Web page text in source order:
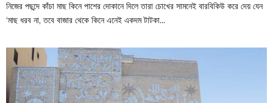
নিজের পছন্দে কাঁচা মাছ কিনে পাশের দোকানে দিলে তারা চোখের সামনেই বারবিকিউ করে দেয় যেন
‘মাছ ধরব না, তবে বাজার থেকে কিনে এনেই একদম টাটকা...